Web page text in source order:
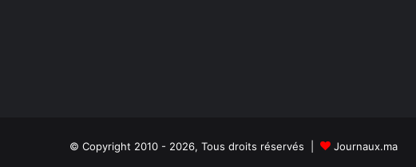
© Copyright 2010 - 2026, Tous droits réservés | Journaux.ma